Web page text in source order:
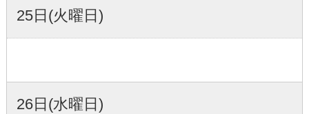
25日(火曜日)
26日(水曜日)